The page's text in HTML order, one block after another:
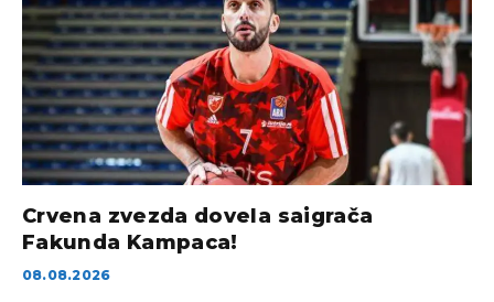
Crvena zvezda dovela saigrača
Fakunda Kampaca!
08.08.2026